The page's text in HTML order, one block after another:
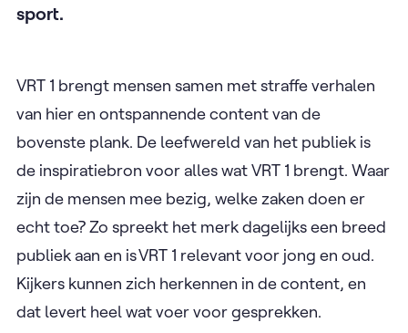
sport.
VRT 1 brengt mensen samen met straffe verhalen
van hier en ontspannende content van de
bovenste plank. De leefwereld van het publiek is
de inspiratiebron voor alles wat VRT 1 brengt. Waar
zijn de mensen mee bezig, welke zaken doen er
echt toe? Zo spreekt het merk dagelijks een breed
publiek aan en is VRT 1 relevant voor jong en oud.
Kijkers kunnen zich herkennen in de content, en
dat levert heel wat voer voor gesprekken.